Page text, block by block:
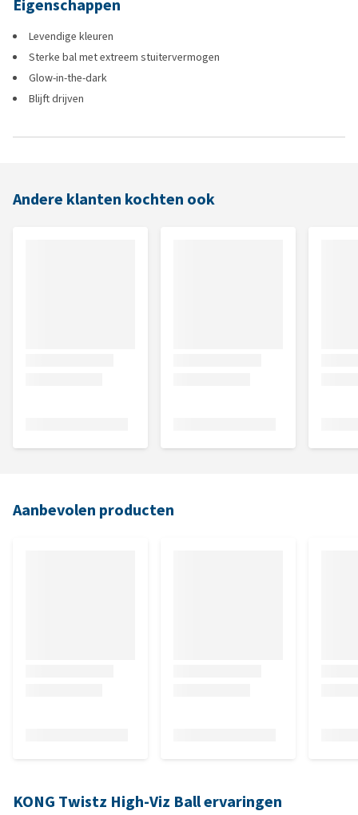
Eigenschappen
Levendige kleuren
Sterke bal met extreem stuitervermogen
Glow-in-the-dark
Blijft drijven
Andere klanten kochten ook
Aanbevolen producten
KONG Twistz High-Viz Ball ervaringen